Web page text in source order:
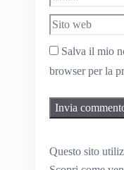
Salva il mio
browser per la
Questo sito